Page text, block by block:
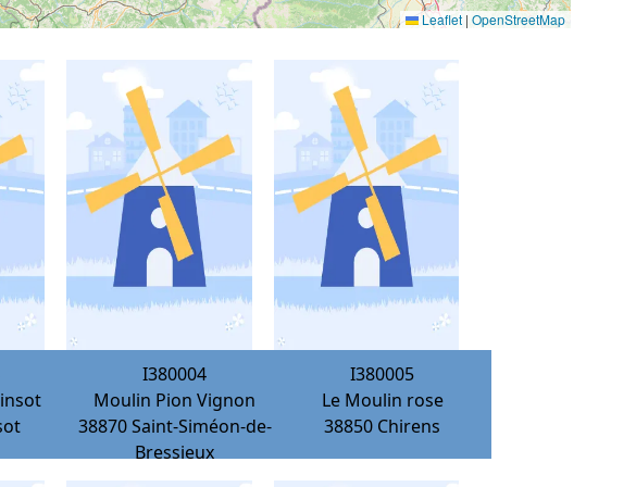
Leaflet | OpenStreetMap
I380004
Moulin Pion Vignon
38870Saint-Siméon-de-
Bressieux
I380005
Le Moulin rose
38850 Chirens